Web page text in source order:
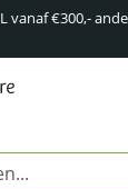
vanaf €300,-